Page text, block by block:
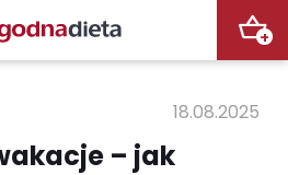
+
18.08.2025
– jak